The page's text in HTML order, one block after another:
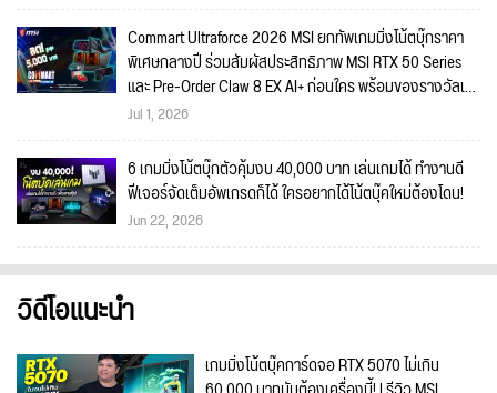
Commart Ultraforce 2026 MSI ยกทัพเกมมิ่งโน้ตบุ๊กราคา
พิเศษกลางปี ร่วมสัมผัสประสิทธิภาพ MSI RTX 50 Series
และ Pre-Order Claw 8 EX AI+ ก่อนใคร พร้อมของรางวัลเข้า
ร่วมกิจกรรมในงาน!
Jul 1, 2026
6 เกมมิ่งโน้ตบุ๊กตัวคุ้มงบ 40,000 บาท เล่นเกมได้ ทำงานดี
ฟีเจอร์จัดเต็มอัพเกรดก็ได้ ใครอยากได้โน้ตบุ๊คใหม่ต้องโดน!
Jun 22, 2026
วิดีโอแนะนำ
เกมมิ่งโน้ตบุ๊คการ์ดจอ RTX 5070 ไม่เกิน